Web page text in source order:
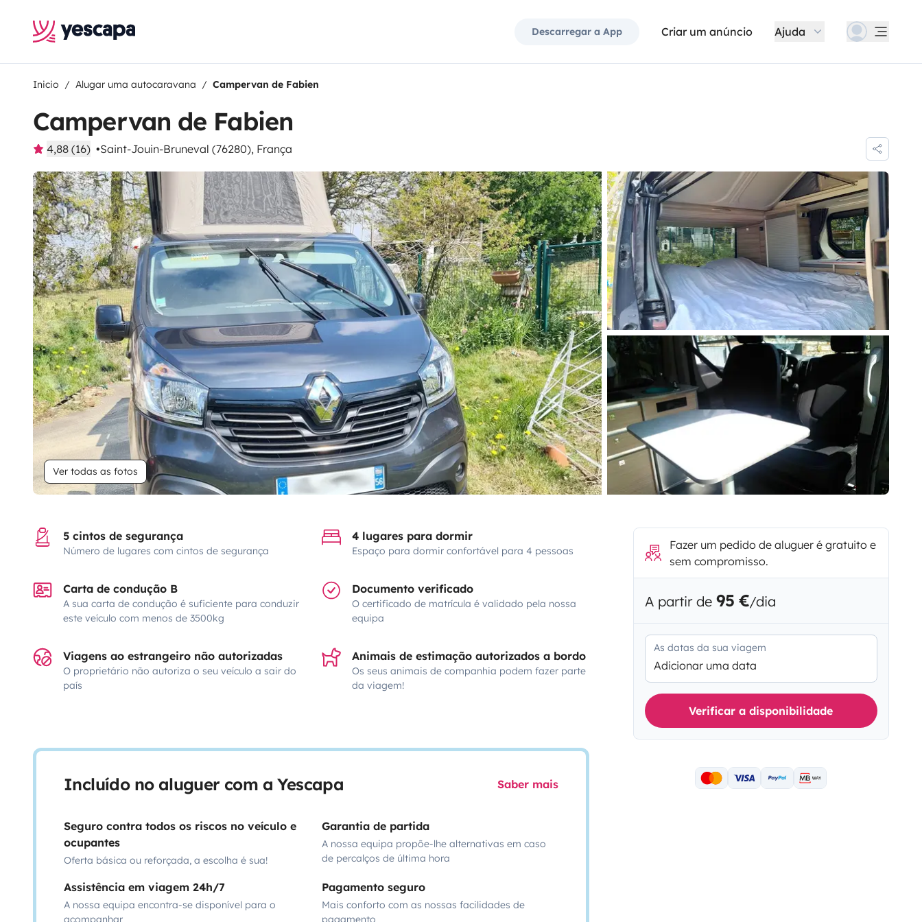
Descarregar a App Criar um anúncio Ajuda
Inicio Alugar uma autocaravana Campervan de Fabien
Campervan de Fabien
4,88 (16) Saint-Jouin-Bruneval (76280), França
Ver todas as fotos
5 cintos de segurança
Número de lugares com cintos de segurança
4 lugares para dormir
Espaço para dormir confortável para 4 pessoas
Carta de condução B
A sua carta de condução é suficiente para conduzir
este veículo com menos de 3500kg
Documento verificado
O certificado de matrícula é validado pela nossa
equipa
Viagens ao estrangeiro não autorizadas
O proprietário não autoriza o seu veículo a sair do
país
Animais de estimação autorizados a bordo
Os seus animais de companhia podem fazer parte
da viagem!
Incluído no aluguer com a Yescapa Saber mais
Seguro contra todos os riscos no veículo e
ocupantes
Oferta básica ou reforçada, a escolha é sua!
Garantia de partida
A nossa equipa propõe-lhe alternativas em caso
de percalços de última hora
Assistência em viagem 24h/7
A nossa equipa encontra-se disponível para o
acompanhar
Pagamento seguro
Mais conforto com as nossas facilidades de
pagamento
Fazer um pedido de aluguer é gratuito e
sem compromisso.
A partir de 95 €/dia
As datas da sua viagem
Adicionar uma data
Verificar a disponibilidade